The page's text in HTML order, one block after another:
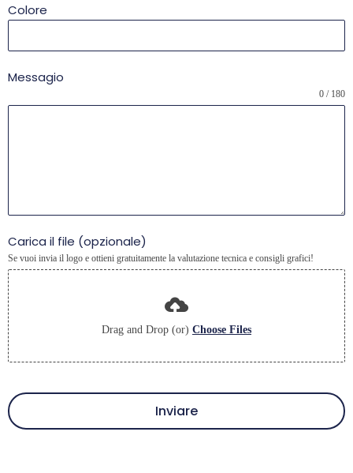
Colore
Messagio
0 / 180
Carica il file (opzionale)
Se vuoi invia il logo e ottieni gratuitamente la valutazione tecnica e consigli grafici!
Drag and Drop (or) Choose Files
Inviare